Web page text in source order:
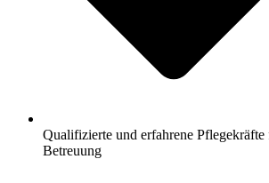
Qualifizierte und erfahrene
Betreuung